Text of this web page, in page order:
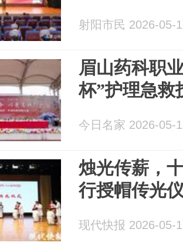
射阳市民 2026-05-
眉山药科职
杯”护理急救
今日名家 2026-05-
烛光传薪，
行授帽传光
现代快报 2026-05-